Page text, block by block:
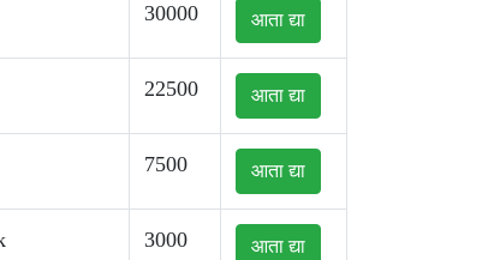
30000 आता द्या
22500 आता द्या
7500 आता द्या
3000 आता द्या